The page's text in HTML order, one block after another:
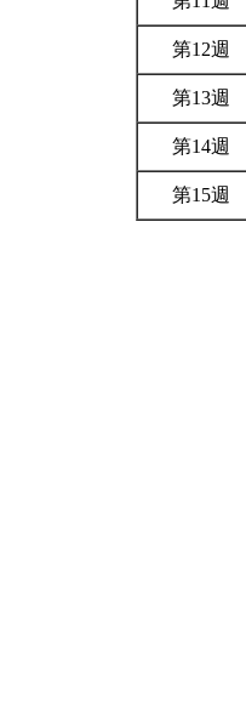
第12週
第13週
第14週
第15週